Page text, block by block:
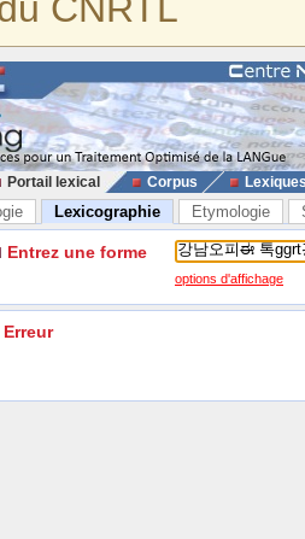
Portail lexical Corpus
Lexicographie Etymologie
Entrez une forme
options d'affichage
Erreur